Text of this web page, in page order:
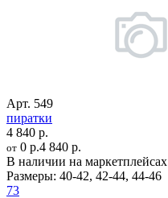
Арт. 549
пиратки
4 840 р.
от 0 р.4 840 р.
В наличии на маркетплейсах
Размеры: 40-42, 42-44, 44-46
73